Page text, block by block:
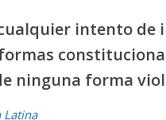
intento
ninguna forma
Latina